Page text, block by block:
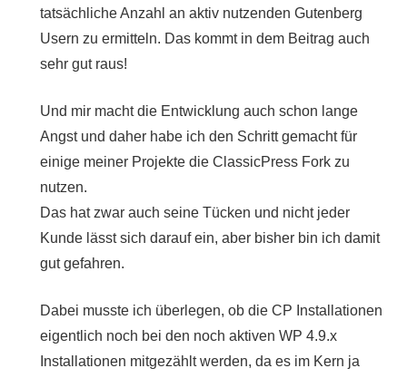
tatsächliche Anzahl an aktiv nutzenden Gutenberg
Usern zu ermitteln. Das kommt in dem Beitrag auch
sehr gut raus!
Und mir macht die Entwicklung auch schon lange
Angst und daher habe ich den Schritt gemacht für
einige meiner Projekte die ClassicPress Fork zu
nutzen.
Das hat zwar auch seine Tücken und nicht jeder
Kunde lässt sich darauf ein, aber bisher bin ich damit
gut gefahren.
Dabei musste ich überlegen, ob die CP Installationen
eigentlich noch bei den noch aktiven WP 4.9.x
Installationen mitgezählt werden, da es im Kern ja